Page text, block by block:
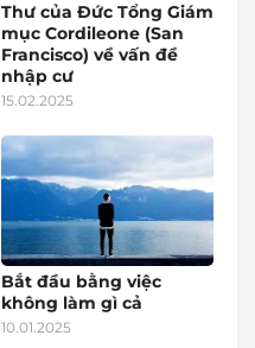
Thư của Đức Tổng Giám
mục Cordileone (San
Francisco) về vấn đề
nhập cư
15.02.2025
Bắt đầu bằng việc
không làm gì cả
10.01.2025